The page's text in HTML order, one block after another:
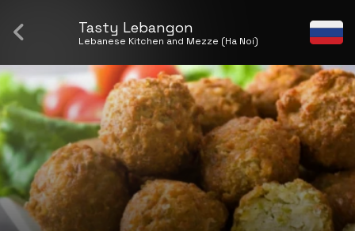
Tasty Lebangon
Lebanese Kitchen and Mezze (Ha Noi)